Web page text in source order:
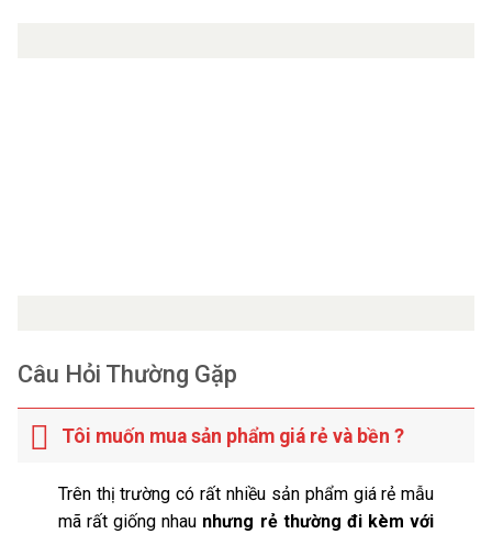
Câu Hỏi Thường Gặp
Tôi muốn mua sản phẩm giá rẻ và bền ?
Trên thị trường có rất nhiều sản phẩm giá rẻ mẫu
mã rất giống nhau nhưng rẻ thường đi kèm với